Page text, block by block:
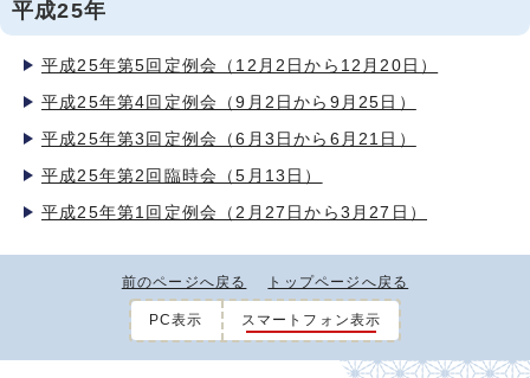
平成25年
平成25年第5回定例会（12月2日から12月20日）
平成25年第4回定例会（9月2日から9月25日）
平成25年第3回定例会（6月3日から6月21日）
平成25年第2回臨時会（5月13日）
平成25年第1回定例会（2月27日から3月27日）
前のページへ戻る トップページへ戻る
PC表示 スマートフォン表示